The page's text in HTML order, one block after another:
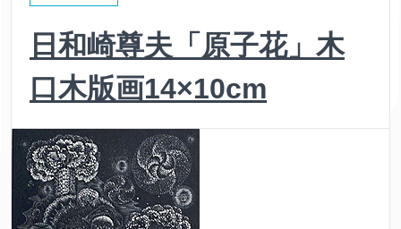
日和崎尊夫「原子花」木
口木版画14×10cm